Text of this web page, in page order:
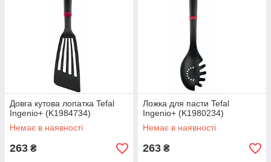
Довга кутова лопатка Tefal
Ingenio+ (K1984734)
Немає в наявності
263 ₴
Ложка для пасти Tefal
Ingenio+ (K1980234)
Немає в наявності
263 ₴